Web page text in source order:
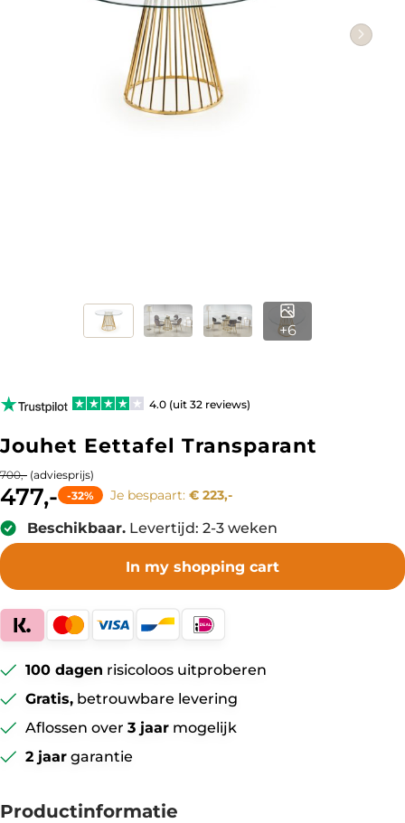
Productinformatie
+6
4.0 (uit 32 reviews)
Jouhet Eettafel Transparant
700,- (adviesprijs)
477,- -32% Je bespaart: € 223,-
Beschikbaar. Levertijd: 2-3 weken
In my shopping cart
100 dagen risicoloos uitproberen
Gratis, betrouwbare levering
Aflossen over 3 jaar mogelijk
2 jaargarantie